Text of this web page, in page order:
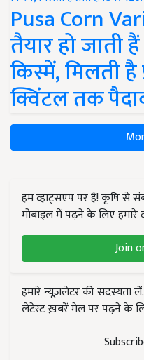
Pusa Corn
तैयार हो जाती
किस्में, मिलती है
क्विंटल तक
हम व्हाट्सएप पर हैं! कृषि से
मोबाइल में पढ़ने के लिए हमारे
Join
हमारे न्यूज़लेटर की सदस्यता
लेटेस्ट ख़बरें मेल पर पढ़ने के